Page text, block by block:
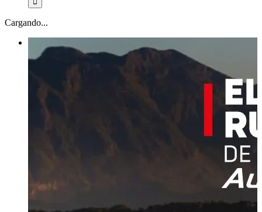
Cargando...